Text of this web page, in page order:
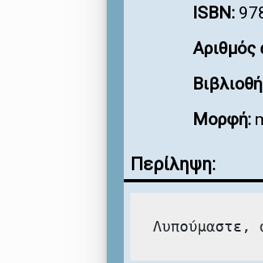
ISBN:
Αριθμός
Μορφή:
Περίληψη:
Λυπούμαστε,